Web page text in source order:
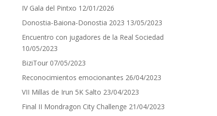
IV Gala del Pintxo 12/01/2026
Donostia-Baiona-Donostia 2023 13/05/2023
Encuentro con jugadores de la Real Sociedad
10/05/2023
BiziTour 07/05/2023
Reconocimientos emocionantes 26/04/2023
VII Millas de Irun 5K Salto 23/04/2023
Final II Mondragon City Challenge 21/04/2023